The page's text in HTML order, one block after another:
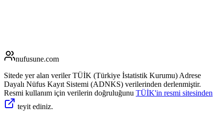
nufusune.com
Sitede yer alan veriler TÜİK (Türkiye İstatistik Kurumu) Adrese
Dayalı Nüfus Kayıt Sistemi (ADNKS) verilerinden derlenmiştir.
Resmi kullanım için verilerin doğruluğunu TÜİK'in resmi sitesinden
teyit ediniz.